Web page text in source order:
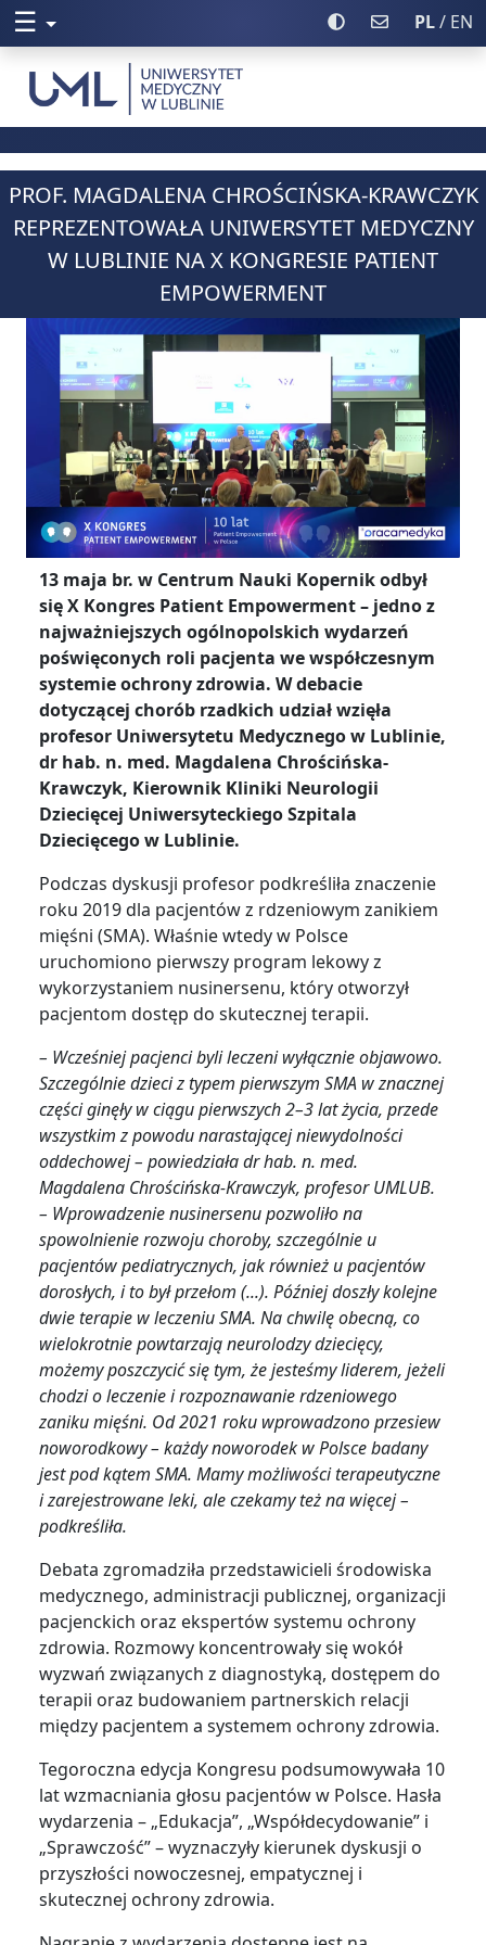
PL/ EN
Poczta UML
Włącz wysoki
☰ Rozwiń menu
Uniwersytet Medyczny w Lublinie
PROF. MAGDALENA CHROŚCIŃSKA-KRAWCZYK
REPREZENTOWAŁA UNIWERSYTET MEDYCZNY
W LUBLINIE NA X KONGRESIE PATIENT
EMPOWERMENT
13 maja br. w Centrum Nauki Kopernik odbył
się X Kongres Patient Empowerment – jedno z
najważniejszych ogólnopolskich wydarzeń
poświęconych roli pacjenta we współczesnym
systemie ochrony zdrowia. W debacie
dotyczącej chorób rzadkich udział wzięła
profesor Uniwersytetu Medycznego w Lublinie,
dr hab. n. med. Magdalena Chrościńska-
Krawczyk, Kierownik Kliniki Neurologii
Dziecięcej Uniwersyteckiego Szpitala
Dziecięcego w Lublinie.
Podczas dyskusji profesor podkreśliła znaczenie
roku 2019 dla pacjentów z rdzeniowym zanikiem
mięśni (SMA). Właśnie wtedy w Polsce
uruchomiono pierwszy program lekowy z
wykorzystaniem nusinersenu, który otworzył
pacjentom dostęp do skutecznej terapii.
– Wcześniej pacjenci byli leczeni wyłącznie objawowo.
Szczególnie dzieci z typem pierwszym SMA w znacznej
części ginęły w ciągu pierwszych 2–3 lat życia, przede
wszystkim z powodu narastającej niewydolności
oddechowej – powiedziała dr hab. n. med.
Magdalena Chrościńska-Krawczyk, profesor UMLUB.
– Wprowadzenie nusinersenu pozwoliło na
spowolnienie rozwoju choroby, szczególnie u
pacjentów pediatrycznych, jak również u pacjentów
dorosłych, i to był przełom (...). Później doszły kolejne
dwie terapie w leczeniu SMA. Na chwilę obecną, co
wielokrotnie powtarzają neurolodzy dziecięcy,
możemy poszczycić się tym, że jesteśmy liderem, jeżeli
chodzi o leczenie i rozpoznawanie rdzeniowego
zaniku mięśni. Od 2021 roku wprowadzono przesiew
noworodkowy – każdy noworodek w Polsce badany
jest pod kątem SMA. Mamy możliwości terapeutyczne
i zarejestrowane leki, ale czekamy też na więcej –
podkreśliła.
Debata zgromadziła przedstawicieli środowiska
medycznego, administracji publicznej, organizacji
pacjenckich oraz ekspertów systemu ochrony
zdrowia. Rozmowy koncentrowały się wokół
wyzwań związanych z diagnostyką, dostępem do
terapii oraz budowaniem partnerskich relacji
między pacjentem a systemem ochrony zdrowia.
Tegoroczna edycja Kongresu podsumowywała 10
lat wzmacniania głosu pacjentów w Polsce. Hasła
wydarzenia – „Edukacja”, „Współdecydowanie” i
„Sprawczość” – wyznaczyły kierunek dyskusji o
przyszłości nowoczesnej, empatycznej i
skutecznej ochrony zdrowia.